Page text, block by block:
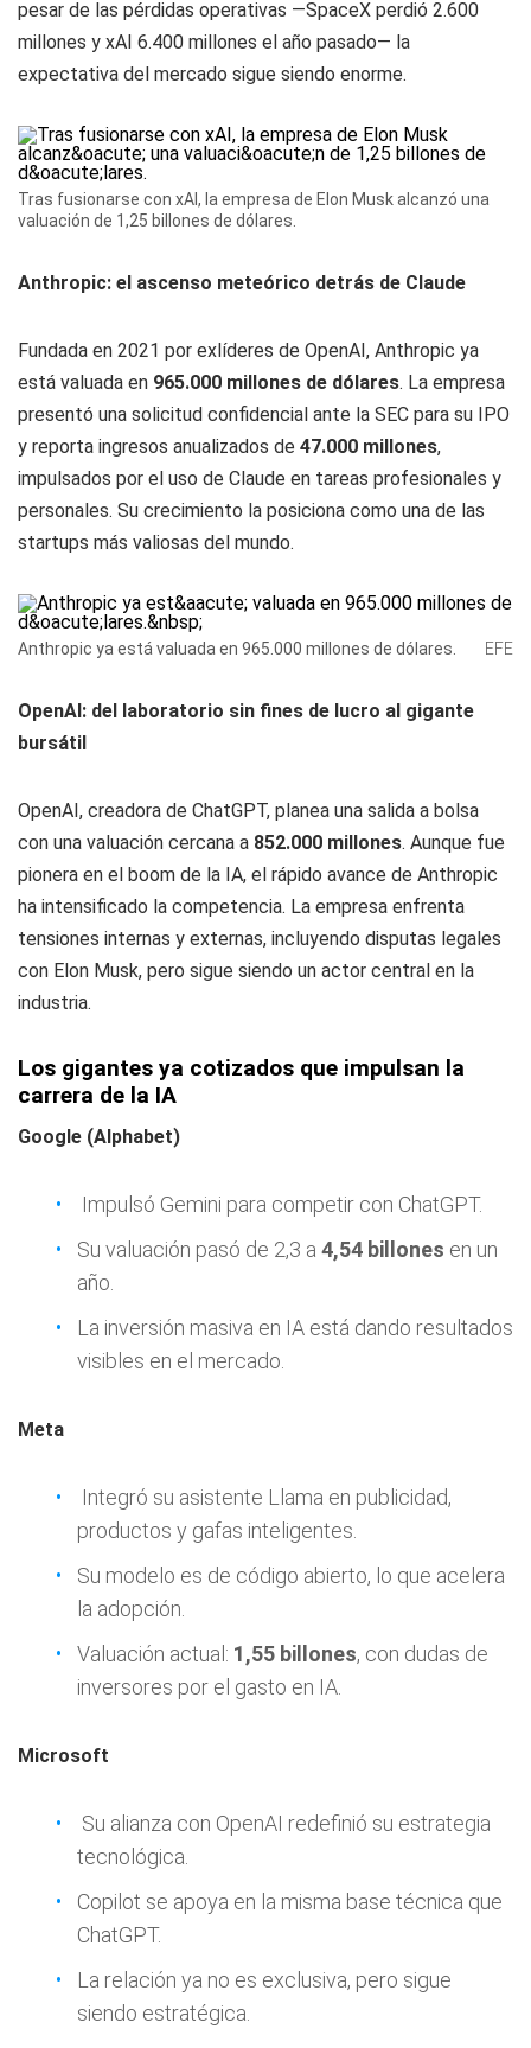
pesar de las pérdidas operativas —SpaceX perdió 2.600
millones y xAI 6.400 millones el año pasado— la
expectativa del mercado sigue siendo enorme.
Tras fusionarse con xAI, la empresa de Elon Musk alcanzó una
valuación de 1,25 billones de dólares.
Anthropic: el ascenso meteórico detrás de Claude
Fundada en 2021 por exlíderes de OpenAI, Anthropic ya
está valuada en 965.000 millones de dólares. La empresa
presentó una solicitud confidencial ante la SEC para su IPO
y reporta ingresos anualizados de 47.000 millones,
impulsados por el uso de Claude en tareas profesionales y
personales. Su crecimiento la posiciona como una de las
startups más valiosas del mundo.
Anthropic ya está valuada en 965.000 millones de dólares. EFE
OpenAI: del laboratorio sin fines de lucro al gigante
bursátil
OpenAI, creadora de ChatGPT, planea una salida a bolsa
con una valuación cercana a 852.000 millones. Aunque fue
pionera en el boom de la IA, el rápido avance de Anthropic
ha intensificado la competencia. La empresa enfrenta
tensiones internas y externas, incluyendo disputas legales
con Elon Musk, pero sigue siendo un actor central en la
industria.
Los gigantes ya cotizados que impulsan la
carrera de la IA
Google (Alphabet)
Impulsó Gemini para competir con ChatGPT.
Su valuación pasó de 2,3 a 4,54 billones en un
año.
La inversión masiva en IA está dando resultados
visibles en el mercado.
Meta
Integró su asistente Llama en publicidad,
productos y gafas inteligentes.
Su modelo es de código abierto, lo que acelera
la adopción.
Valuación actual: 1,55 billones, con dudas de
inversores por el gasto en IA.
Microsoft
Su alianza con OpenAI redefinió su estrategia
tecnológica.
Copilot se apoya en la misma base técnica que
ChatGPT.
La relación ya no es exclusiva, pero sigue
siendo estratégica.